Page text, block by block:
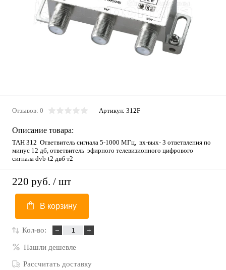
Отзывов: 0 Артикул: 312F
Описание товара:
ТАН 312 Ответвитель сигнала 5-1000 МГц, вх-вых- 3 ответвления по
минус 12 дб, ответвитель эфирного телевизионного цифрового
сигнала dvb-t2 двб т2
220 руб. / шт
В корзину
Кол-во:
Нашли дешевле
Рассчитать доставку